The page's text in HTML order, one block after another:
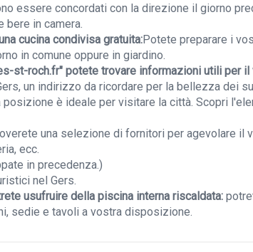
essere concordati con la direzione il giorno
bere in camera.
cucina condivisa gratuita:Potete preparare i
in comune oppure in giardino.
st-roch.fr" potete trovare informazioni utili per
un indirizzo da ricordare per la bellezza dei
posizione è ideale per visitare la città. Scopri
una selezione di fornitori per agevolare il
ecc.
in precedenza.)
nel Gers.
usufruire della piscina interna riscaldata:
sedie e tavoli a vostra disposizione.